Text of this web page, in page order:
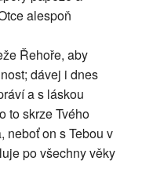
alespoň
Řehoře, aby
dávej i dnes
a s láskou
to skrze Tvého
neboť on s Tebou v
po všechny věky